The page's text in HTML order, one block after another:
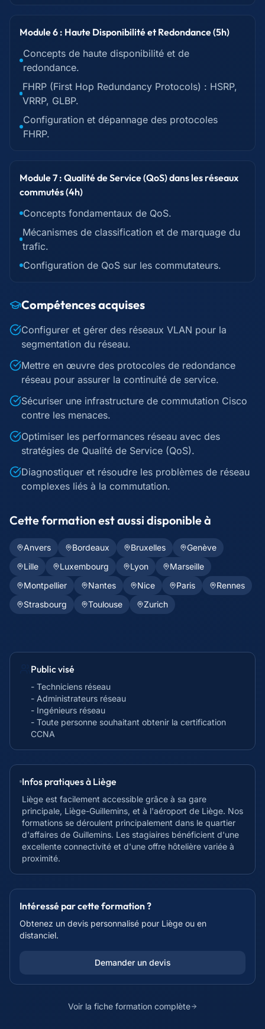
Module 6 : Haute Disponibilité et Redondance (5h)
Concepts de haute disponibilité et de
redondance.
FHRP (First Hop Redundancy Protocols) : HSRP,
VRRP, GLBP.
Configuration et dépannage des protocoles
FHRP.
Module 7 : Qualité de Service (QoS) dans les réseaux
commutés (4h)
Concepts fondamentaux de QoS.
Mécanismes de classification et de marquage du
trafic.
Configuration de QoS sur les commutateurs.
Compétences acquises
Configurer et gérer des réseaux VLAN pour la
segmentation du réseau.
Mettre en œuvre des protocoles de redondance
réseau pour assurer la continuité de service.
Sécuriser une infrastructure de commutation Cisco
contre les menaces.
Optimiser les performances réseau avec des
stratégies de Qualité de Service (QoS).
Diagnostiquer et résoudre les problèmes de réseau
complexes liés à la commutation.
Cette formation est aussi disponible à
Anvers Bordeaux Bruxelles
Genève
Lille
Luxembourg Lyon
Marseille
Montpellier
Nantes Nice Paris
Rennes
Strasbourg
Toulouse Zurich
Public visé
- Techniciens réseau
- Administrateurs réseau
- Ingénieurs réseau
- Toute personne souhaitant obtenir la certification
CCNA
Infos pratiques à Liège
Liège est facilement accessible grâce à sa gare
principale, Liège-Guillemins, et à l'aéroport de Liège. Nos
formations se déroulent principalement dans le quartier
d'affaires de Guillemins. Les stagiaires bénéficient d'une
excellente connectivité et d'une offre hôtelière variée à
proximité.
Intéressé par cette formation ?
Obtenez un devis personnalisé pour Liège ou en
distanciel.
Demander un devis
Voir la fiche formation complète